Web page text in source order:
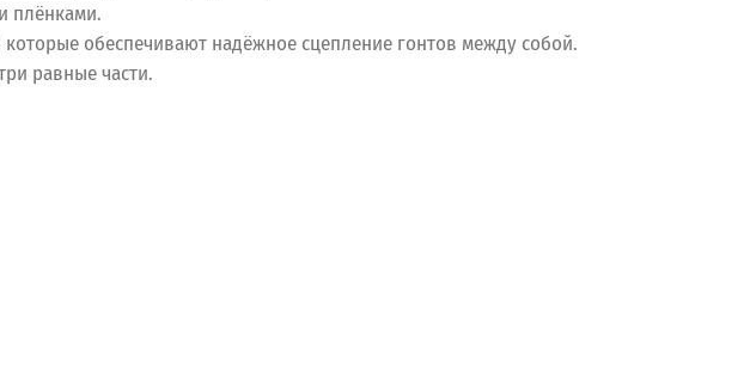
плёнками.
обеспечивают надёжное сцепление гонтов между собой.
равные части.